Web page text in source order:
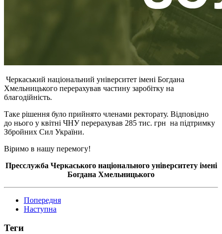
Черкаський національний університет імені Богдана
Хмельницького перерахував частину заробітку на
благодійність.
Таке рішення було прийнято членами ректорату. Відповідно
до нього у квітні ЧНУ перерахував 285 тис. грн на підтримку
Збройних Сил України.
Віримо в нашу перемогу!
Пресслужба Черкаського національного університету імені
Богдана Хмельницького
Попередня
Наступна
Теги